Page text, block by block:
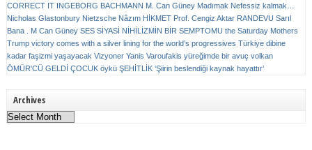
CORRECT IT INGEBORG BACHMANN M. Can Güney Madımak Nefessiz kalmak…
Nicholas Glastonbury Nietzsche Nâzım HİKMET Prof. Cengiz Aktar RANDEVU Sarıl
Bana . M Can Güney SES SİYASİ NİHİLİZMİN BİR SEMPTOMU the Saturday Mothers
Trump victory comes with a silver lining for the world’s progressives Türkiye dibine
kadar faşizmi yaşayacak Vizyoner Yanis Varoufakis yüreğimde bir avuç volkan
ÖMÜR'CÜ GELDİ ÇOCUK öykü ŞEHİTLİK ‘Şiirin beslendiği kaynak hayattır’
Archives
Archives